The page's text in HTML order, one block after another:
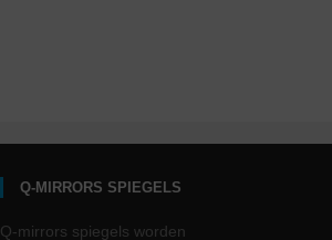
Q-MIRRORS SPIEGELS
Q-mirrors spiegels worden